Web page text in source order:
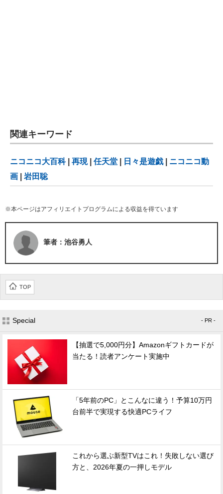
関連キーワード
ニコニコ大百科| 再現| 任天堂 日々是遊戯| ニコニコ動
画
岩田聡
※本ページはアフィリエイトプログラムによる収益を得ています
筆者：池谷勇人
TOP
Special - PR -
【抽選で5,000円分】Amazonギフトカードが
当たる！読者アンケート実施中
「5年前のPC」とこんなに違う！予算10万円
台前半で実現する快適PCライフ
これから選ぶ新型TVはこれ！失敗しない選び
方と、2026年夏の一押しモデル